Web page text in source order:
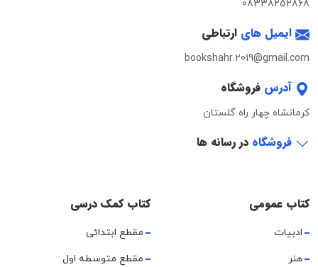
08338252868
ایمیل های ارتباطی
bookshahr.2019@gmail.com
آدرس فروشگاه
کرمانشاه چهار راه گلستان
فروشگاه در رسانه ها
کتاب عمومی
ادبیات
هنر
کتاب کمک درسی
مقطع ابتدائی
مقطع متوسطه اول